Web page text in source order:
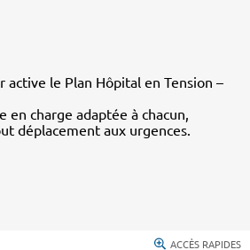
active le Plan Hôpital en Tension –
en charge adaptée à chacun,
déplacement aux urgences.
ACCÈS RAPIDES